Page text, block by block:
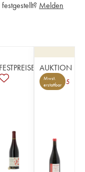
Melden
FESTPREISE AUKTION
Mwst.
erstattbar
5